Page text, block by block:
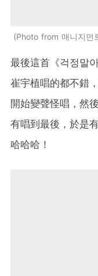
Photo from 매니지먼
最後這首《걱정말
崔宇植唱的都不錯
開始變聲怪唱，然
有唱到最後，於是
哈哈哈！